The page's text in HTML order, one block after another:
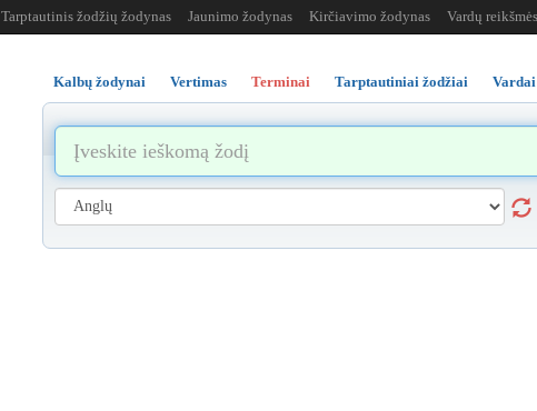
Tarptautinis žodžių žodynas Jaunimo žodynas Kirčiavimo žodynas Vardų reikšmės
Kalbų žodynai Vertimas Terminai Tarptautiniai žodžiai Vardai